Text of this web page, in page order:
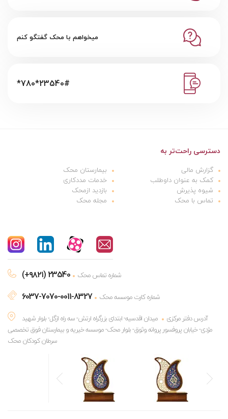
میخواهم با محک گفتگو کنم
*780*23540#
دسترسی راحت‌تر به
گزارش مالی
بیمارستان محک
کمک به عنوان داوطلب
خدمات مددکاری
شیوه پذیرش
بازدید ازمحک
تماس با محک
مجله محک
(+۹۸۲۱) 23540 شماره تماس محک
6037-7070-0011-8327
شماره کارت موسسه محک
آدرس دفتر مرکزی
میدان اقدسیه- ابتدای بزرگراه ارتش- سه راه ازگل- بلوار شهید
مژدی- خیابان پروفسور پروانه وثوق- بلوار محک- موسسه خیریه و بیمارستان فوق تخصصی
سرطان کودکان محک